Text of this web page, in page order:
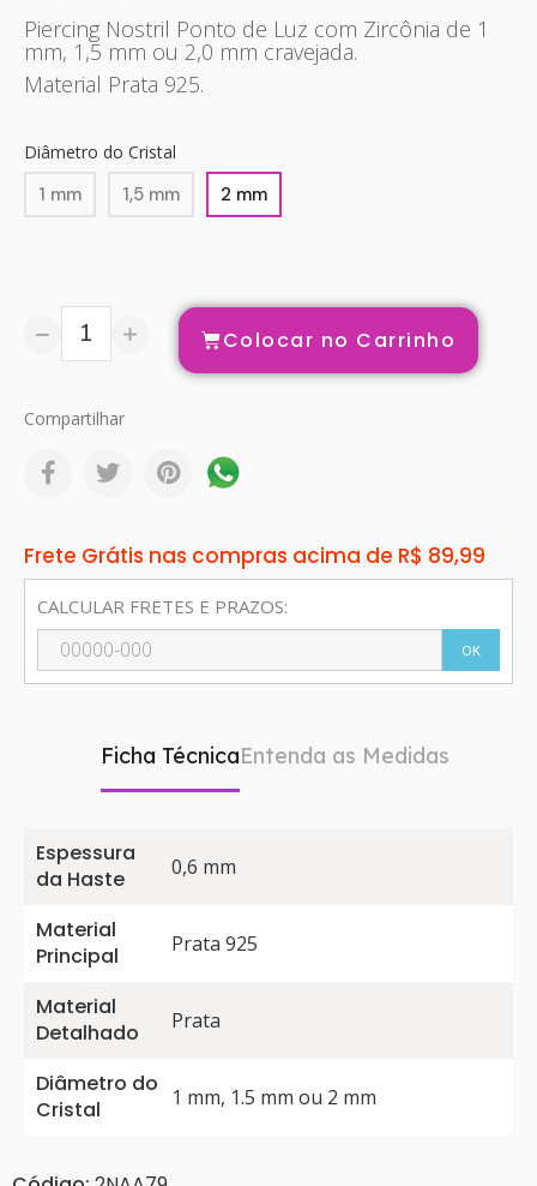
Piercing Nostril Ponto de Luz com Zircônia de 1
mm, 1,5 mm ou 2,0 mm cravejada.
Material Prata 925.
Diâmetro do Cristal
1 mm 1,5 mm 2 mm
Colocar no Carrinho
Compartilhar
Frete Grátis nas compras acima de R$ 89,99
CALCULAR FRETES E PRAZOS:
OK
Ficha TécnicaEntenda as Medidas
Espessura
da Haste
0,6 mm
Material
Principal
Prata 925
Material
Detalhado
Prata
Diâmetro do
Cristal
1 mm, 1.5 mm ou 2 mm